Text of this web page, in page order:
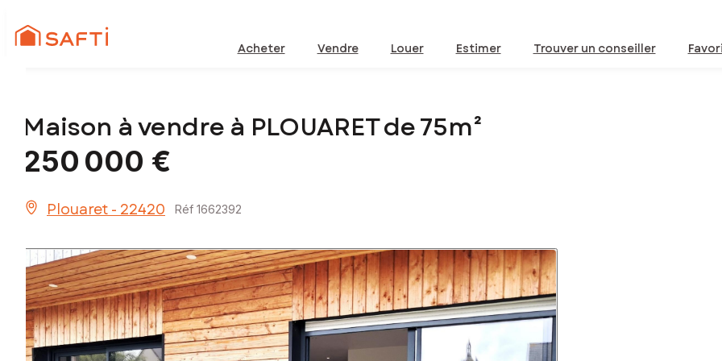
Acheter Vendre Louer Estimer Trouver un conseiller
Maison à vendre à PLOUARET de 75m²
250 000 €
Plouaret - 22420 Réf 1662392